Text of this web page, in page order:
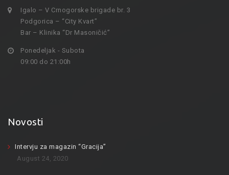
Igalo – V Crnogorske brigade br. 3
Podgorica – “City Kvart”
Bar – Klinika “Dr Masoničić”
Ponedeljak - Subota
09:00 do 21:00h
Novosti
Intervju za magazin “Gracija”
August 24, 2020